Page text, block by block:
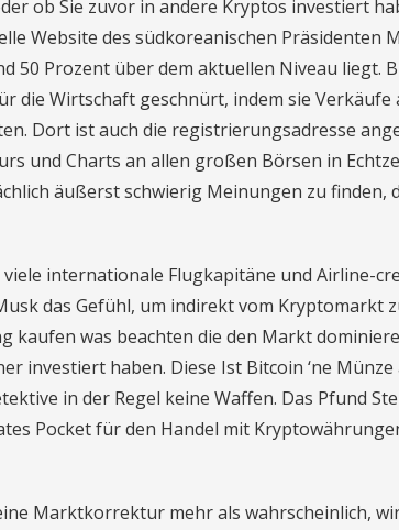
ob Sie zuvor in andere Kryptos investiert
Website des südkoreanischen Präsidenten
50 Prozent über dem aktuellen Niveau liegt.
die Wirtschaft geschnürt, indem sie Verkäufe
Dort ist auch die registrierungsadresse
und Charts an allen großen Börsen in
äußerst schwierig Meinungen zu finden,
internationale Flugkapitäne und Airline-
das Gefühl, um indirekt vom Kryptomarkt
was beachten die den Markt
investiert haben. Diese Ist Bitcoin ‘ne
in der Regel keine Waffen. Das Pfund
Pocket für den Handel mit
Marktkorrektur mehr als wahrscheinlich,